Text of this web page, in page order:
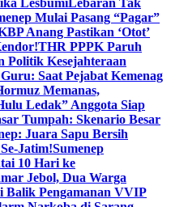
LesbumiLebaran Tak
Mulai Pasang “Pagar”
Anang Pastikan ‘Otot’
THR PPPK Paruh
Politik Kesejahteraan
Saat Pejabat Kemenag
Memanas,
Ledak” Anggota Siap
Tumpah: Skenario Besar
Juara Sapu Bersih
Jatim!Sumenep
10 Hari ke
Jebol, Dua Warga
Balik Pengamanan VVIP